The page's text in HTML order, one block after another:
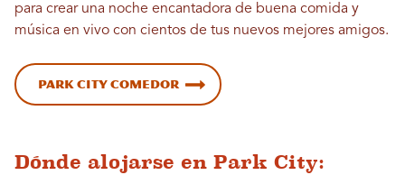
para crear una noche encantadora de buena comida y
música en vivo con cientos de tus nuevos mejores amigos.
Park City Comedor
Dónde alojarse en Park City: